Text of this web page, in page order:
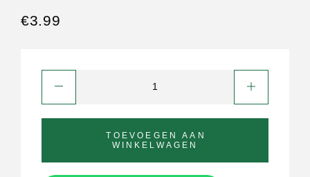
€3.99
TOEVOEGEN AAN
WINKELWAGEN